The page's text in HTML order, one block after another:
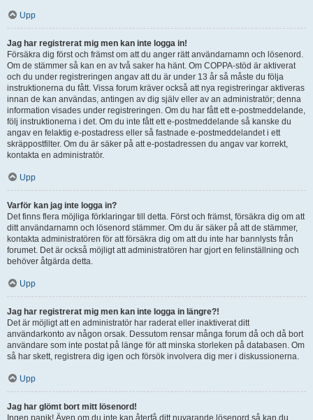
Upp
Jag har registrerat mig men kan inte logga in!
Försäkra dig först och främst om att du anger rätt användarnamn och lösenord.
Om de stämmer så kan en av två saker ha hänt. Om COPPA-stöd är aktiverat
och du under registreringen angav att du är under 13 år så måste du följa
instruktionerna du fått. Vissa forum kräver också att nya registreringar aktiveras
innan de kan användas, antingen av dig själv eller av an administratör; denna
information visades under registreringen. Om du har fått ett e-postmeddelande,
följ instruktionerna i det. Om du inte fått ett e-postmeddelande så kanske du
angav en felaktig e-postadress eller så fastnade e-postmeddelandet i ett
skräppostfilter. Om du är säker på att e-postadressen du angav var korrekt,
kontakta en administratör.
Upp
Varför kan jag inte logga in?
Det finns flera möjliga förklaringar till detta. Först och främst, försäkra dig om att
ditt användarnamn och lösenord stämmer. Om du är säker på att de stämmer,
kontakta administratören för att försäkra dig om att du inte har bannlysts från
forumet. Det är också möjligt att administratören har gjort en felinställning och
behöver åtgärda detta.
Upp
Jag har registrerat mig men kan inte logga in längre?!
Det är möjligt att en administratör har raderat eller inaktiverat ditt
användarkonto av någon orsak. Dessutom rensar många forum då och då bort
användare som inte postat på länge för att minska storleken på databasen. Om
så har skett, registrera dig igen och försök involvera dig mer i diskussionerna.
Upp
Jag har glömt bort mitt lösenord!
Ingen panik! Även om du inte kan återfå ditt nuvarande lösenord så kan du